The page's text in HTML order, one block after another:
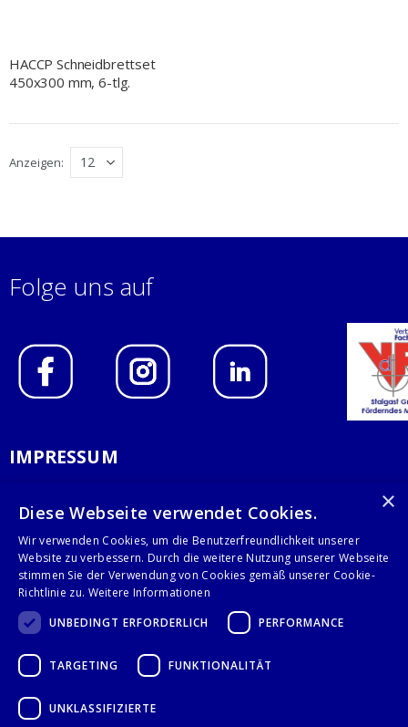
HACCP Schneidbrettset
450x300 mm, 6-tlg.
Anzeigen
Folge uns auf
IMPRESSUM
AGB
KONTAKT
Stalgast GmbH
28359 Bremen
+49 421 408844-0
×
Diese Webseite verwendet Cookies.
Wir verwenden Cookies, um die Benutzerfreundlichkeit unserer
Website zu verbessern. Durch die weitere Nutzung unserer Webseite
stimmen Sie der Verwendung von Cookies gemäß unserer Cookie-
Richtlinie zu. Weitere Informationen
UNBEDINGT ERFORDERLICH
PERFORMANCE
TARGETING FUNKTIONALITÄT
UNKLASSIFIZIERTE